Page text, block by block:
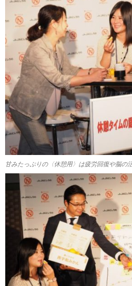
甘みたっぷりの〈休憩用〉は疲労回復や脳の